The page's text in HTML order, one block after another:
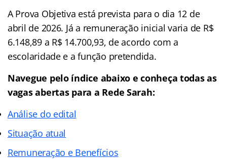
A Prova Objetiva está prevista para o dia 12 de
abril de 2026. Já a remuneração inicial varia de R$
6.148,89 a R$ 14.700,93, de acordo com a
escolaridade e a função pretendida.
Navegue pelo índice abaixo e conheça todas as
vagas abertas para a Rede Sarah:
Análise do edital
Situação atual
Remuneração e Benefícios